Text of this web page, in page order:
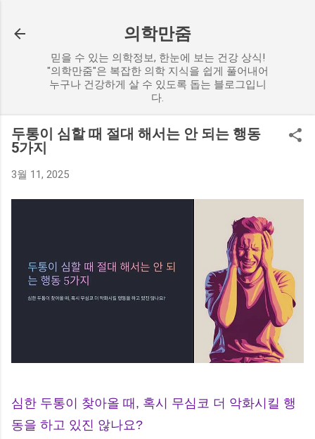
의학만줌
믿을 수 있는 의학정보, 한눈에 보는 건강 상식!
"의학만줌"은 복잡한 의학 지식을 쉽게 풀어내어
누구나 건강하게 살 수 있도록 돕는 블로그입니
다.
두통이 심할 때 절대 해서는 안 되는 행동
5가지
3월 11, 2025
심한 두통이 찾아올 때, 혹시 무심코 더 악화시킬 행
동을 하고 있진 않나요?